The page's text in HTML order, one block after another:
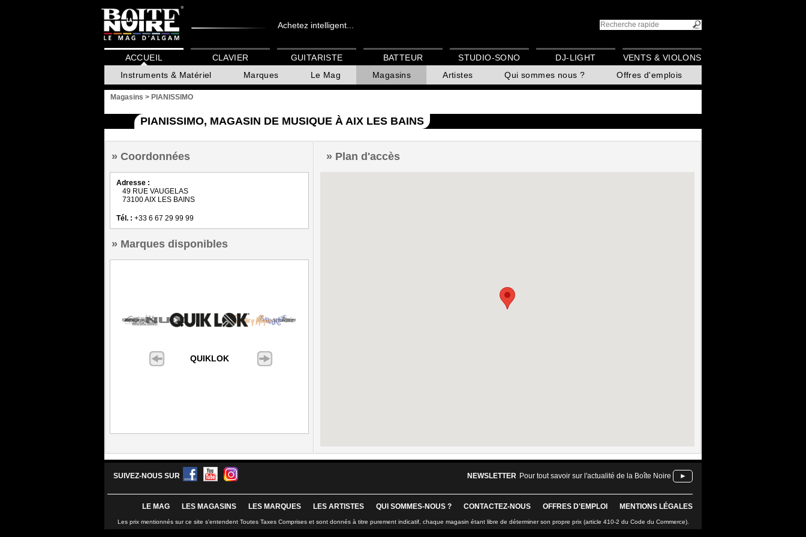
Achetez intelligent...
ACCUEIL
Instruments & Matériel
Marques Le Mag Magasins Artistes Qui sommes nous ? Offres d'emplois
CLAVIER GUITARISTE BATTEUR STUDIO-SONO DJ-LIGHT VENTS & VIOLONS
Magasins > PIANISSIMO
PIANISSIMO, MAGASIN DE MUSIQUE À AIX LES BAINS
Coordonnées
Adresse :
49 RUE VAUGELAS
73100 AIX LES BAINS
Tél. : +33 6 67 29 99 99
Marques disponibles
QUIKLOK
Plan d'accès
SUIVEZ-NOUS SUR NEWSLETTER Pour tout savoir sur l'actualité de la Boîte Noire ►
LE MAG LES MAGASINS LES MARQUES LES ARTISTES QUI SOMMES-NOUS ? CONTACTEZ-NOUS OFFRES D'EMPLOI MENTIONS LÉGALES
Les prix mentionnés sur ce site s'entendent Toutes Taxes Comprises et sont donnés à titre purement indicatif, chaque magasin étant libre de déterminer son propre prix (article 410-2 du Code du Commerce).